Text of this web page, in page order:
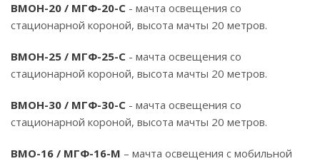
ВМОН-20 / МГФ-20-С - мачта освещения со
стационарной короной, высота мачты 20 метров.
ВМОН-25 / МГФ-25-С - мачта освещения со
стационарной короной, высота мачты 20 метров.
ВМОН-30 / МГФ-30-С - мачта освещения со
стационарной короной, высота мачты 20 метров.
ВМО-16 / МГФ-16-М – мачта освещения с мобильной